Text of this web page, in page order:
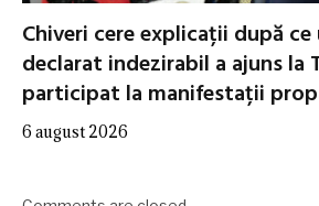
Chiveri cere explicații după
declarat indezirabil a ajuns la
participat la manifestații
6 august 2026